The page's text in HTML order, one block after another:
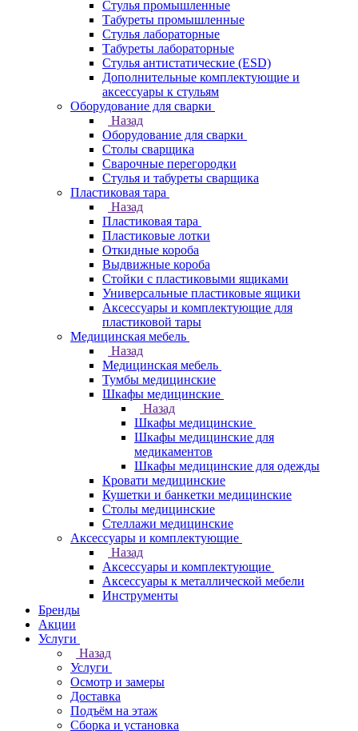
Стулья промышленные
Табуреты промышленные
Стулья лабораторные
Табуреты лабораторные
Стулья антистатические (ESD)
Дополнительные комплектующие и
аксессуары к стульям
Оборудование для сварки
Назад
Оборудование для сварки
Столы сварщика
Сварочные перегородки
Стулья и табуреты сварщика
Пластиковая тара
Назад
Пластиковая тара
Пластиковые лотки
Откидные короба
Выдвижные короба
Стойки с пластиковыми ящиками
Универсальные пластиковые ящики
Аксессуары и комплектующие для
пластиковой тары
Медицинская мебель
Назад
Медицинская мебель
Тумбы медицинские
Шкафы медицинские
Назад
Шкафы медицинские
Шкафы медицинские для
медикаментов
Шкафы медицинские для одежды
Кровати медицинские
Кушетки и банкетки медицинские
Столы медицинские
Стеллажи медицинские
Аксессуары и комплектующие
Назад
Аксессуары и комплектующие
Аксессуары к металлической мебели
Инструменты
Бренды
Акции
Услуги
Назад
Услуги
Осмотр и замеры
Доставка
Подъём на этаж
Сборка и установка